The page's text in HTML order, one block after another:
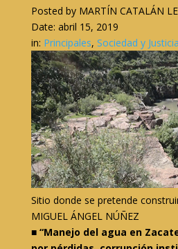
Posted by MARTÍN CATALÁN
Date: abril 15, 2019
in: Principales, Sociedad y Justicia
Sitio donde se pretende
MIGUEL ÁNGEL NÚÑEZ
■ “Manejo del agua en